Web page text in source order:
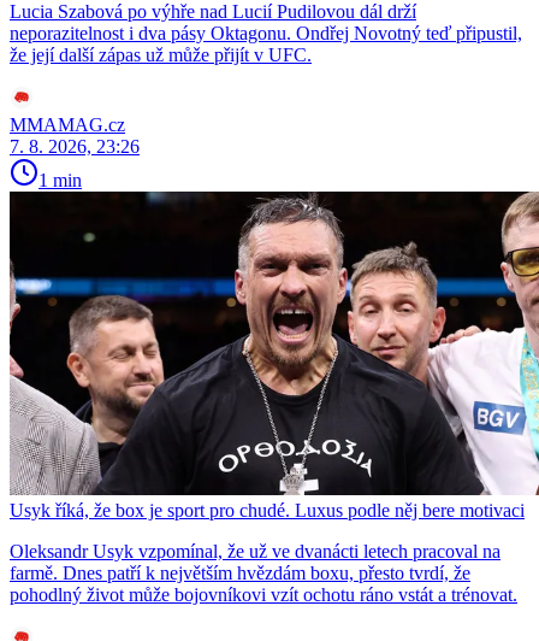
Lucia Szabová po výhře nad Lucií Pudilovou dál drží
neporazitelnost i dva pásy Oktagonu. Ondřej Novotný teď připustil,
že její další zápas už může přijít v UFC.
MMAMAG.cz
7. 8. 2026, 23:26
1 min
Usyk říká, že box je sport pro chudé. Luxus podle něj bere motivaci
Oleksandr Usyk vzpomínal, že už ve dvanácti letech pracoval na
farmě. Dnes patří k největším hvězdám boxu, přesto tvrdí, že
pohodlný život může bojovníkovi vzít ochotu ráno vstát a trénovat.